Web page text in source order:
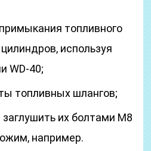
топливного
используя
WD-40;
топливных шлангов;
заглушить их болтами М8
например.